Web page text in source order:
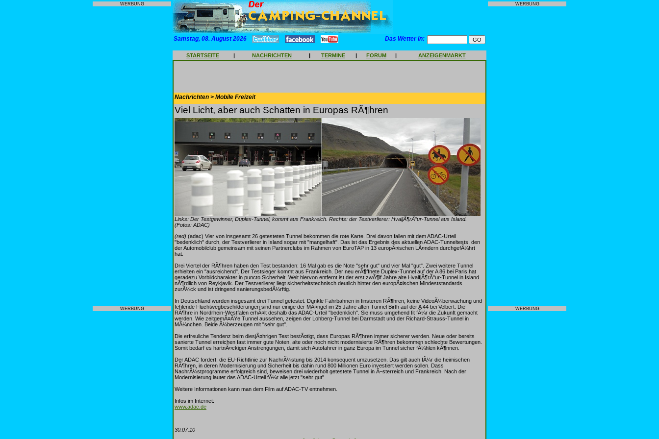
WERBUNG
WERBUNG
Samstag, 08. August 2026 Das Wetter in:
STARTSEITE | NACHRICHTEN | TERMINE | FORUM | ANZEIGENMARKT
Nachrichten > Mobile Freizeit
Viel Licht, aber auch Schatten in Europas RÃ¶hren
Links: Der Testgewinner, Duplex-Tunnel, kommt aus Frankreich. Rechts: der Testverlierer: HvaljÃ¶rÃ°ur-Tunnel aus Island.
(Fotos: ADAC)
(red) (adac) Vier von insgesamt 26 getesteten Tunnel bekommen die rote Karte. Drei davon fallen mit dem ADAC-Urteil
"bedenklich" durch, der Testverlierer in Island sogar mit "mangelhaft". Das ist das Ergebnis des aktuellen ADAC-Tunneltests, den
der Automobilclub gemeinsam mit seinen Partnerclubs im Rahmen von EuroTAP in 13 europÃ¤ischen LÃ¤ndern durchgefÃ¼hrt
hat.
Drei Viertel der RÃ¶hren haben den Test bestanden: 16 Mal gab es die Note "sehr gut" und vier Mal "gut". Zwei weitere Tunnel
erhielten ein "ausreichend". Der Testsieger kommt aus Frankreich. Der neu erÃ¶ffnete Duplex-Tunnel auf der A 86 bei Paris hat
geradezu Vorbildcharakter in puncto Sicherheit. Weit hiervon entfernt ist der erst zwÃ¶lf Jahre alte HvalfjÃ¶rÃ°ur-Tunnel in Island
nÃ¶rdlich von Reykjavik. Der Testverlierer liegt sicherheitstechnisch deutlich hinter den europÃ¤ischen Mindeststandards
zurÃ¼ck und ist dringend sanierungsbedÃ¼rftig.
In Deutschland wurden insgesamt drei Tunnel getestet. Dunkle Fahrbahnen in finsteren RÃ¶hren, keine VideoÃ¼berwachung und
fehlende Fluchtwegbeschilderungen sind nur einige der MÃ¤ngel im 25 Jahre alten Tunnel Birth auf der A 44 bei Velbert. Die
RÃ¶hre in Nordrhein-Westfalen erhÃ¤lt deshalb das ADAC-Urteil "bedenklich". Sie muss umgehend fit fÃ¼r die Zukunft gemacht
werden. Wie zeitgemÃ¤ÃŸe Tunnel aussehen, zeigen der Lohberg-Tunnel bei Darmstadt und der Richard-Strauss-Tunnel in
MÃ¼nchen. Beide Ã¼berzeugen mit "sehr gut".
Die erfreuliche Tendenz beim diesjÃ¤hrigen Test bestÃ¤tigt, dass Europas RÃ¶hren immer sicherer werden. Neue oder bereits
sanierte Tunnel erreichen fast immer gute Noten, alte oder noch nicht modernisierte RÃ¶hren bekommen schlechte Bewertungen.
Somit bedarf es hartnÃ¤ckiger Anstrengungen, damit sich Autofahrer in ganz Europa im Tunnel sicher fÃ¼hlen kÃ¶nnen.
Der ADAC fordert, die EU-Richtlinie zur NachrÃ¼stung bis 2014 konsequent umzusetzen. Das gilt auch fÃ¼r die heimischen
RÃ¶hren, in deren Modernisierung und Sicherheit bis dahin rund 800 Millionen Euro investiert werden sollen. Dass
NachrÃ¼stprogramme erfolgreich sind, beweisen drei wiederholt getestete Tunnel in Ã–sterreich und Frankreich. Nach der
Modernisierung lautet das ADAC-Urteil fÃ¼r alle jetzt "sehr gut".
Weitere Informationen kann man dem Film auf ADAC-TV entnehmen.
Infos im Internet:
www.adac.de
30.07.10
WERBUNG
WERBUNG